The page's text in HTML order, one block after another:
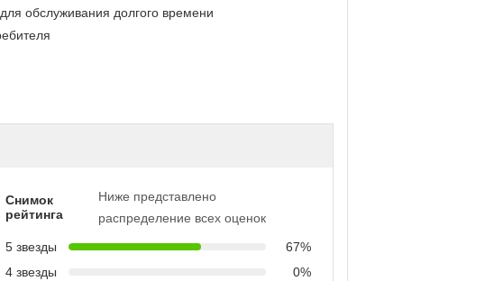
обслуживания долгого времени
Снимок
рейтинга
Ниже представлено
распределение всех оценок
5 звезды
67%
4 звезды
0%